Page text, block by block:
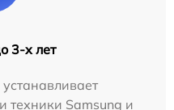
3-х лет
техники Samsung и